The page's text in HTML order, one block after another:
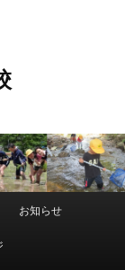
お知らせ